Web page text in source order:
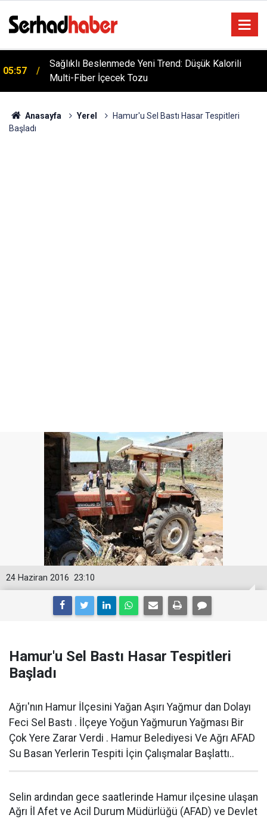
05:25
Dicle Üniversitesi'nden Türk Dünyası Hamlesi:
Cengiz Aytmatov Sempozyumu Diyarbakır'da!
Anasayfa Yerel
Hamur'u Sel Bastı Hasar Tespitleri
Başladı
23:10
24 Haziran 2016
Hamur'u Sel Bastı Hasar Tespitleri
Başladı
Ağrı'nın Hamur İlçesini Yağan Aşırı Yağmur dan Dolayı
Feci Sel Bastı . İlçeye Yoğun Yağmurun Yağması Bir
Çok Yere Zarar Verdi . Hamur Belediyesi Ve Ağrı AFAD
Su Basan Yerlerin Tespiti İçin Çalışmalar Başlattı..
Selin ardından gece saatlerinde Hamur ilçesine ulaşan
Ağrı İl Afet ve Acil Durum Müdürlüğü (AFAD) ve Devlet